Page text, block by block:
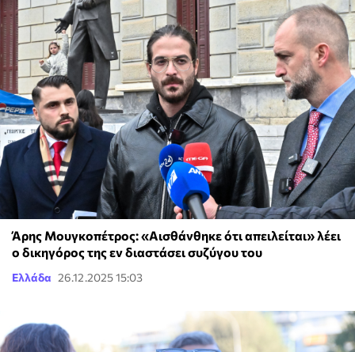
Άρης Μουγκοπέτρος: «Αισθάνθηκε ότι απειλείται» λέει
o δικηγόρος της εν διαστάσει συζύγου του
Ελλάδα 26.12.2025 15:03